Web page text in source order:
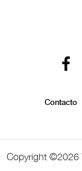
Contacto
Copyright ©2026